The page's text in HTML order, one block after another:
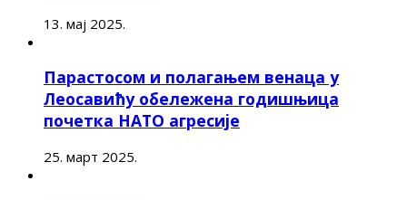
13. мај 2025.
Парастосом и полагањем венаца у
Леосавићу обележена годишњица
почетка НАТО агресије
25. март 2025.